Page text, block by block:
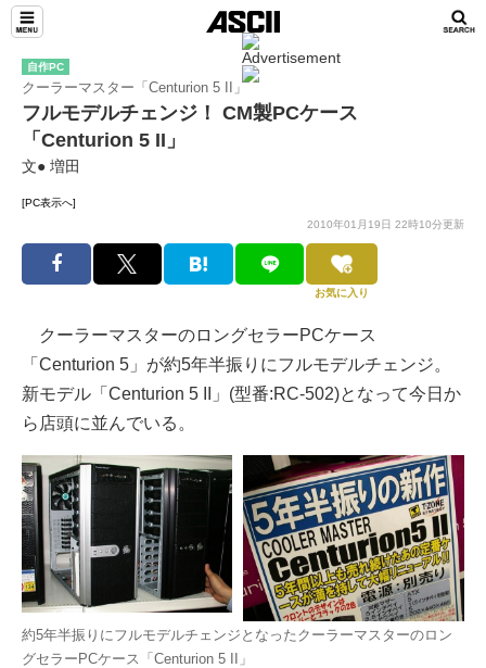
自作PC
クーラーマスター「Centurion 5 II」
フルモデルチェンジ！ CM製PCケース
「Centurion 5 II」
文● 増田
[PC表示へ]
2010年01月19日 22時10分更新
お気に入り
クーラーマスターのロングセラーPCケース
「Centurion 5」が約5年半振りにフルモデルチェンジ。
新モデル「Centurion 5 II」(型番:RC-502)となって今日か
ら店頭に並んでいる。
約5年半振りにフルモデルチェンジとなったクーラーマスターのロン
グセラーPCケース「Centurion 5 II」